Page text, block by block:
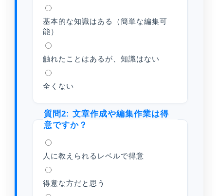
基本的な知識はある（簡単な編集可
能）
触れたことはあるが、知識はない
全くない
質問2: 文章作成や編集作業は得
意ですか？
人に教えられるレベルで得意
得意な方だと思う